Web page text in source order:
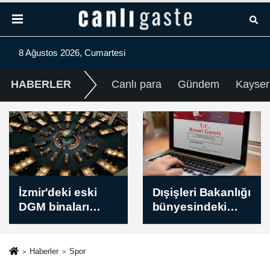
8 Ağustos 2026, Cumartesi
HABERLER Canlı para Gündem
Dışişleri Bakanlığı
bünyesindeki
yeni atamalar
Antalyaspor-
Keçtaş Ankara
Keçiörengücü
Haberler Spor